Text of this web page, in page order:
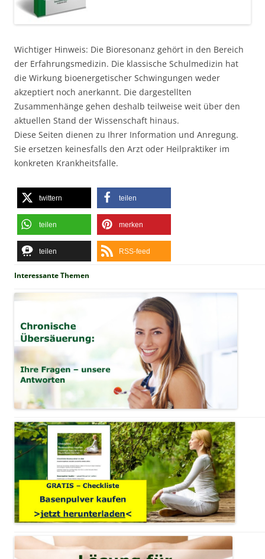
Wichtiger Hinweis: Die Bioresonanz gehört in den Bereich
der Erfahrungsmedizin. Die klassische Schulmedizin hat
die Wirkung bioenergetischer Schwingungen weder
akzeptiert noch anerkannt. Die dargestellten
Zusammenhänge gehen deshalb teilweise weit über den
aktuellen Stand der Wissenschaft hinaus.
Diese Seiten dienen zu Ihrer Information und Anregung.
Sie ersetzen keinesfalls den Arzt oder Heilpraktiker im
konkreten Krankheitsfalle.
twittern teilen
teilen merken
teilen RSS-feed
Interessante Themen